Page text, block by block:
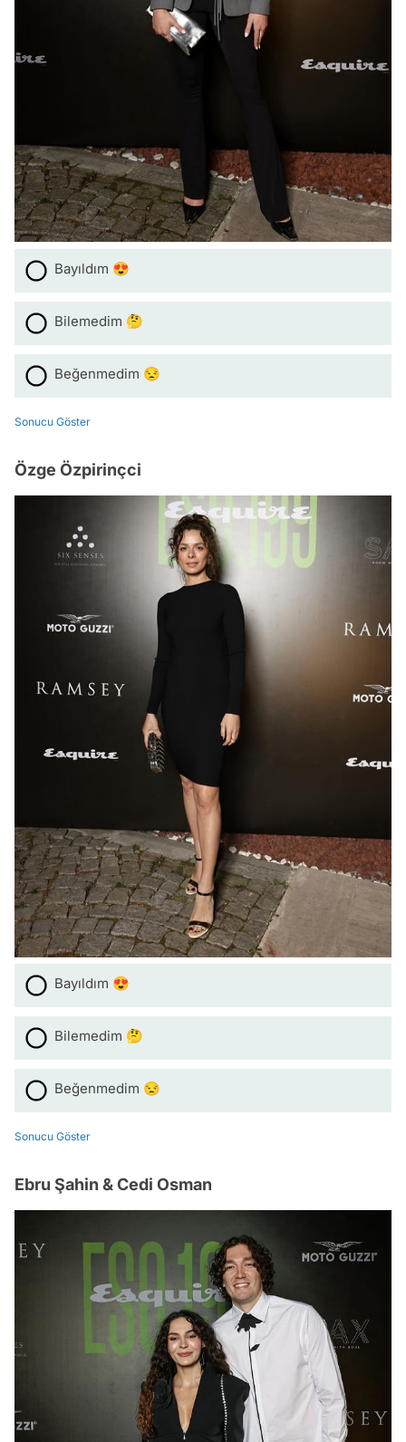
Bayıldım 😍
Bilemedim 🤔
Beğenmedim 😒
Sonucu Göster
Özge Özpirinçci
Bayıldım 😍
Bilemedim 🤔
Beğenmedim 😒
Sonucu Göster
Ebru Şahin & Cedi Osman